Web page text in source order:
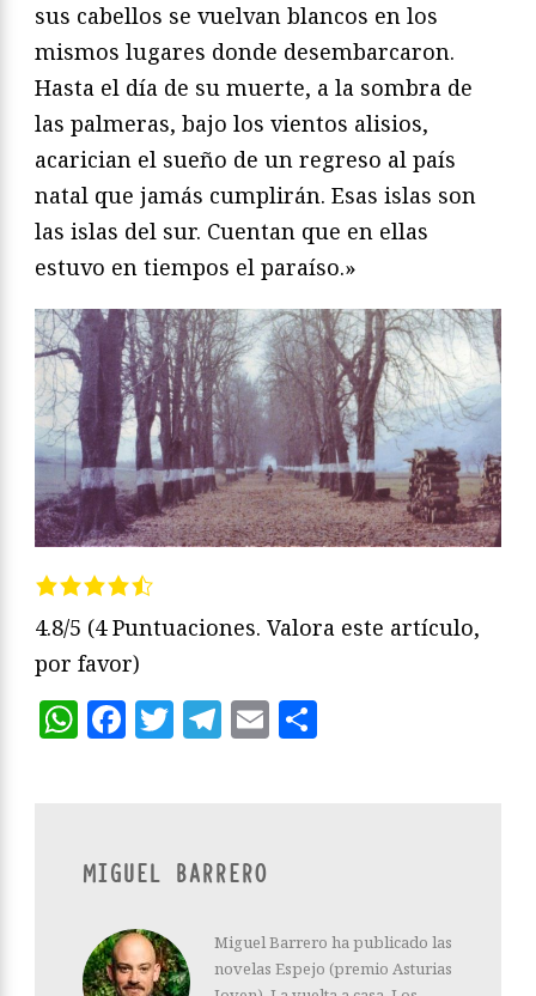
sus cabellos se vuelvan blancos en los
mismos lugares donde desembarcaron.
Hasta el día de su muerte, a la sombra de
las palmeras, bajo los vientos alisios,
acarician el sueño de un regreso al país
natal que jamás cumplirán. Esas islas son
las islas del sur. Cuentan que en ellas
estuvo en tiempos el paraíso.»
4.8/5 (4 Puntuaciones. Valora este artículo,
por favor)
WhatsApp
Facebook
Twitter
Telegram
Email
MIGUEL BARRERO
Miguel Barrero ha publicado las
novelas Espejo (premio Asturias